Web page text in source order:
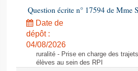
Question écrite n° 17594 de Mme
Date de
dépôt :
04/08/2026
ruralité - Prise en charge des
élèves au sein des RPI